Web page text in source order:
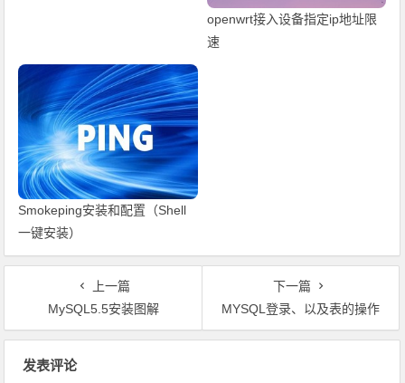
openwrt接入设备指定ip地址限
速
Smokeping安装和配置（Shell
一键安装）
上一篇
MySQL5.5安装图解
下一篇
MYSQL登录、以及表的操作
发表评论